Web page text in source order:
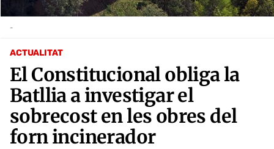
ACTUALITAT
El Constitucional obliga la
Batllia a investigar el
sobrecost en les obres del
forn incinerador
-